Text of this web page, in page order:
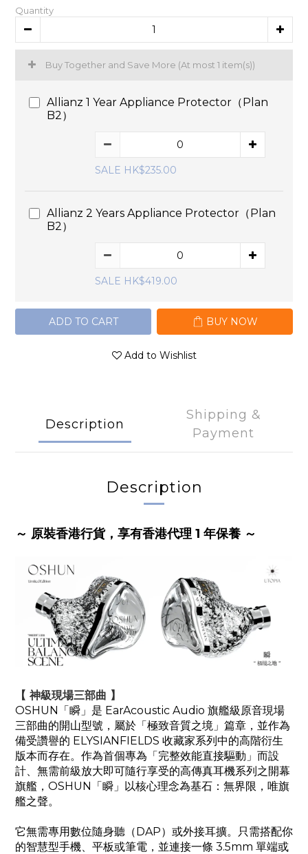
Quantity
Buy Together and Save More (At most 1 item(s))
Allianz 1 Year Appliance Protector（Plan
B2）
SALE HK$235.00
Allianz 2 Years Appliance Protector（Plan
B2）
SALE HK$419.00
ADD TO CART BUY NOW
Add to Wishlist
Description
Shipping &
Payment
Description
～ 原裝香港行貨，享有香港代理 1 年保養 ～
【 神級現場三部曲 】
OSHUN「瞬」是 EarAcoustic Audio 旗艦級原音現場
三部曲的開山型號，屬於「極致音質之境」篇章，並作為
備受讚譽的 ELYSIANFIELDS 收藏家系列中的高階衍生
版本而存在。作為首個專為「完整效能直接驅動」而設
計、無需前級放大即可隨行享受的高傳真耳機系列之開幕
旗艦，OSHUN「瞬」以核心理念為基石：無界限，唯旗
艦之聲。
它無需專用數位隨身聽（DAP）或外接耳擴。只需搭配你
的智慧型手機、平板或筆電，並連接一條 3.5mm 單端或